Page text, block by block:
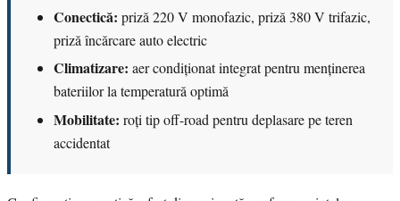
Conectică: priză 220 V monofazic, priză 380 V trifazic,
priză încărcare auto electric
Climatizare: aer condiționat integrat pentru menținerea
bateriilor la temperatură optimă
Mobilitate: roți tip off-road pentru deplasare pe teren
accidentat